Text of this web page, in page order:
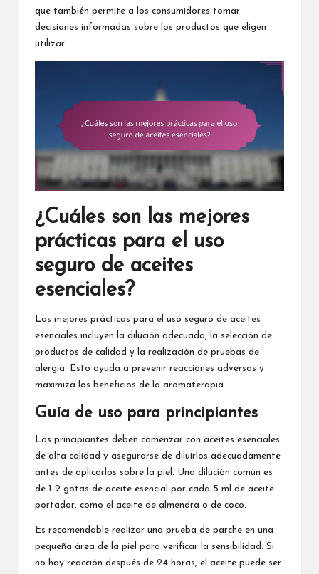
que también permite a los consumidores tomar
decisiones informadas sobre los productos que eligen
utilizar.
¿Cuáles son las mejores
prácticas para el uso
seguro de aceites
esenciales?
Las mejores prácticas para el uso seguro de aceites
esenciales incluyen la dilución adecuada, la selección de
productos de calidad y la realización de pruebas de
alergia. Esto ayuda a prevenir reacciones adversas y
maximiza los beneficios de la aromaterapia.
Guía de uso para principiantes
Los principiantes deben comenzar con aceites esenciales
de alta calidad y asegurarse de diluirlos adecuadamente
antes de aplicarlos sobre la piel. Una dilución común es
de 1-2 gotas de aceite esencial por cada 5 ml de aceite
portador, como el aceite de almendra o de coco.
Es recomendable realizar una prueba de parche en una
pequeña área de la piel para verificar la sensibilidad. Si
no hay reacción después de 24 horas, el aceite puede ser